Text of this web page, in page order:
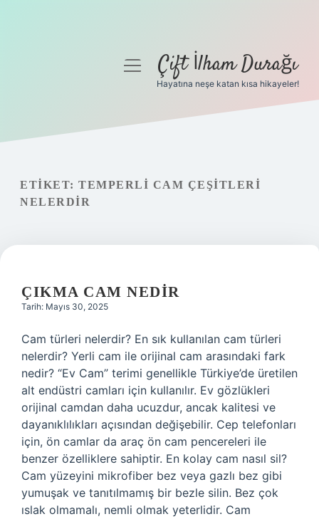
Gizlilik Politikası
Hakkımızda
menüyüÇift İlham Durağı
Hayatına neşe katan kısa hikayeler!
ETIKET: TEMPERLI CAM ÇEŞITLERI
NELERDIR
ÇIKMA CAM NEDIR
Tarih: Mayıs 30, 2025
Cam türleri nelerdir? En sık kullanılan cam türleri
nelerdir? Yerli cam ile orijinal cam arasındaki fark
nedir? “Ev Cam” terimi genellikle Türkiye’de üretilen
alt endüstri camları için kullanılır. Ev gözlükleri
orijinal camdan daha ucuzdur, ancak kalitesi ve
dayanıklılıkları açısından değişebilir. Cep telefonları
için, ön camlar da araç ön cam pencereleri ile
benzer özelliklere sahiptir. En kolay cam nasıl sil?
Cam yüzeyini mikrofiber bez veya gazlı bez gibi
yumuşak ve tanıtılmamış bir bezle silin. Bez çok
ıslak olmamalı, nemli olmak yeterlidir. Cam